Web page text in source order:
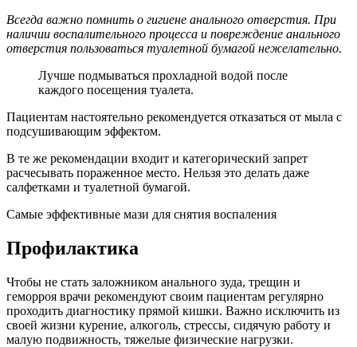
Всегда важно помнить о гигиене анального отверстия. При
наличии воспалительного процесса и повреждение анального
отверстия пользоваться туалетной бумагой нежелательно.
Лучше подмываться прохладной водой после
каждого посещения туалета.
Пациентам настоятельно рекомендуется отказаться от мыла с
подсушивающим эффектом.
В те же рекомендации входит и категорический запрет
расчесывать пораженное место. Нельзя это делать даже
салфетками и туалетной бумагой.
Самые эффективные мази для снятия воспаления
Профилактика
Чтобы не стать заложником анального зуда, трещин и
геморроя врачи рекомендуют своим пациентам регулярно
проходить диагностику прямой кишки. Важно исключить из
своей жизни курение, алкоголь, стрессы, сидячую работу и
малую подвижность, тяжелые физические нагрузки.